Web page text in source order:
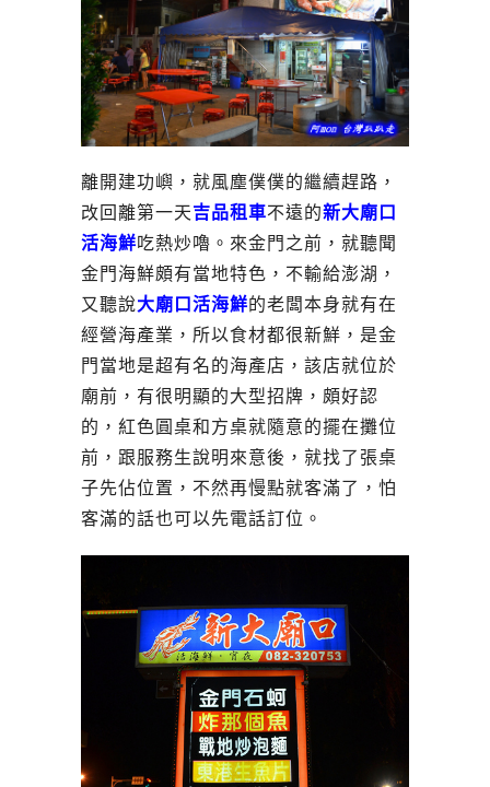
離開建功嶼，就風塵僕僕的繼續趕路，
改回離第一天吉品租車不遠的新大廟口
活海鮮吃熱炒嚕。來金門之前，就聽聞
金門海鮮頗有當地特色，不輸給澎湖，
又聽說大廟口活海鮮的老闆本身就有在
經營海產業，所以食材都很新鮮，是金
門當地是超有名的海產店，該店就位於
廟前，有很明顯的大型招牌，頗好認
的，紅色圓桌和方桌就隨意的擺在攤位
前，跟服務生說明來意後，就找了張桌
子先佔位置，不然再慢點就客滿了，怕
客滿的話也可以先電話訂位。